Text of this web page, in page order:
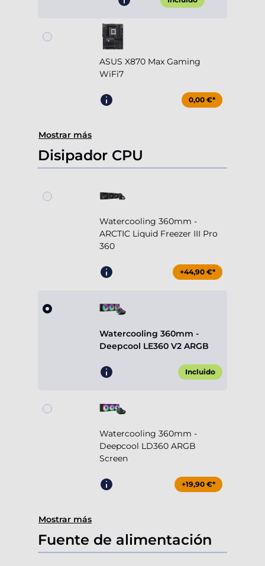
ASUS X870 Max Gaming
WiFi7
0,00 €*
Mostrar más
Disipador CPU
Watercooling 360mm -
ARCTIC Liquid Freezer III Pro
360
+44,90 €*
Watercooling 360mm -
Deepcool LE360 V2 ARGB
Incluido
Watercooling 360mm -
Deepcool LD360 ARGB
Screen
+19,90 €*
Mostrar más
Fuente de alimentación